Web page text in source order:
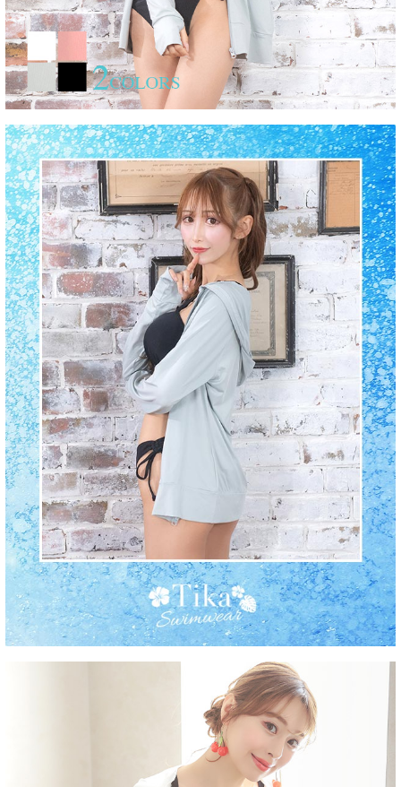
■洗濯方法
■注意事項